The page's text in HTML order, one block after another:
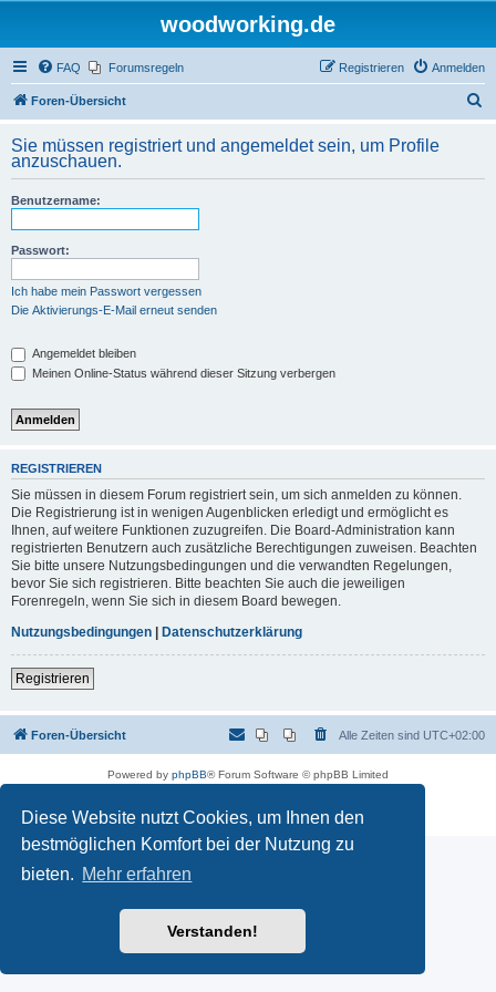
Diese Website nutzt Cookies, um Ihnen den
bestmöglichen Komfort bei der Nutzung zu
bieten. Mehr erfahren
Verstanden!
woodworking.de
FAQ Forumsregeln Anmelden
Registrieren
Foren-Übersicht
h
Sie müssen registriert und angemeldet sein, um Profile
anzuschauen.
Benutzername:
Passwort:
Ich habe mein Passwort vergessen
Die Aktivierungs-E-Mail erneut senden
Angemeldet bleiben
Meinen Online-Status während dieser Sitzung verbergen
REGISTRIEREN
Sie müssen in diesem Forum registriert sein, um sich anmelden zu können.
Die Registrierung ist in wenigen Augenblicken erledigt und ermöglicht es
Ihnen, auf weitere Funktionen zuzugreifen. Die Board-Administration kann
registrierten Benutzern auch zusätzliche Berechtigungen zuweisen. Beachten
Sie bitte unsere Nutzungsbedingungen und die verwandten Regelungen,
bevor Sie sich registrieren. Bitte beachten Sie auch die jeweiligen
Forenregeln, wenn Sie sich in diesem Board bewegen.
Nutzungsbedingungen | Datenschutzerklärung
Registrieren
Foren-Übersicht Alle Zeiten sind UTC+02:00
Powered by phpBB® Forum Software © phpBB Limited
Datenschutz|Nutzungsbedingungen